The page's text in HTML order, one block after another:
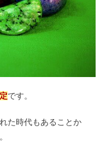
です。
た時代もあることか